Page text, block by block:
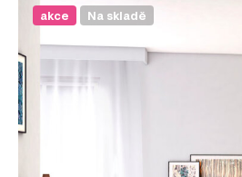
akce Na skladě